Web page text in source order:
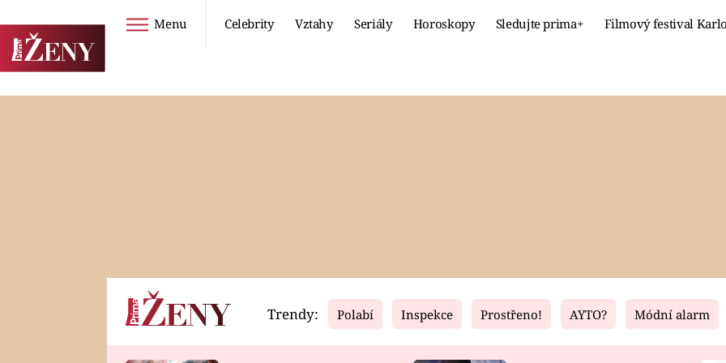
Menu Celebrity Vztahy Seriály Horoskopy Sledujte prima+ Filmový festival
Horoskopy Video Fresh Living
Trendy: Polabí Inspekce Prostřeno! AYTO? Módní alarm